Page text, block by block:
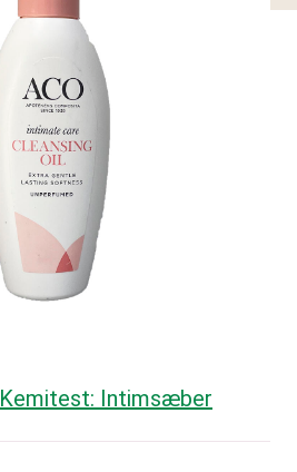
Kemitest: Intimsæber